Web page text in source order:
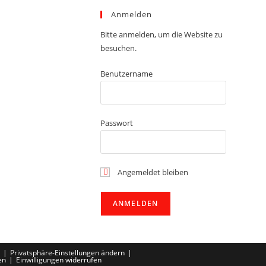
Anmelden
Bitte anmelden, um die Website zu
besuchen.
Benutzername
Passwort
Angemeldet bleiben
Privatsphäre-Einstellungen ändern
Einwilligungen widerrufen